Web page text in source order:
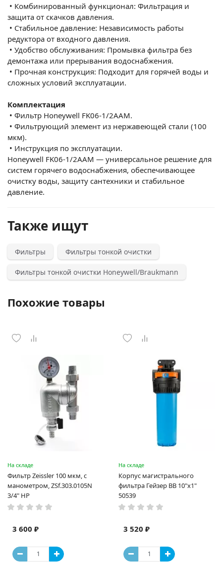
• Комбинированный функционал: Фильтрация и
защита от скачков давления.
• Стабильное давление: Независимость работы
редуктора от входного давления.
• Удобство обслуживания: Промывка фильтра без
демонтажа или прерывания водоснабжения.
• Прочная конструкция: Подходит для горячей воды и
сложных условий эксплуатации.
Комплектация
• Фильтр Honeywell FK06-1/2AAM.
• Фильтрующий элемент из нержавеющей стали (100
мкм).
• Инструкция по эксплуатации.
Honeywell FK06-1/2AAM — универсальное решение для
систем горячего водоснабжения, обеспечивающее
очистку воды, защиту сантехники и стабильное
давление.
Также ищут
Фильтры Фильтры тонкой очистки
Фильтры тонкой очистки Honeywell/Braukmann
Похожие товары
На складе
Фильтр Zeissler 100 мкм, с
манометром, ZSf.303.0105N
3/4" НР
3 600 ₽
На складе
Корпус магистрального
фильтра Гейзер BB 10"x1"
50539
3 520 ₽